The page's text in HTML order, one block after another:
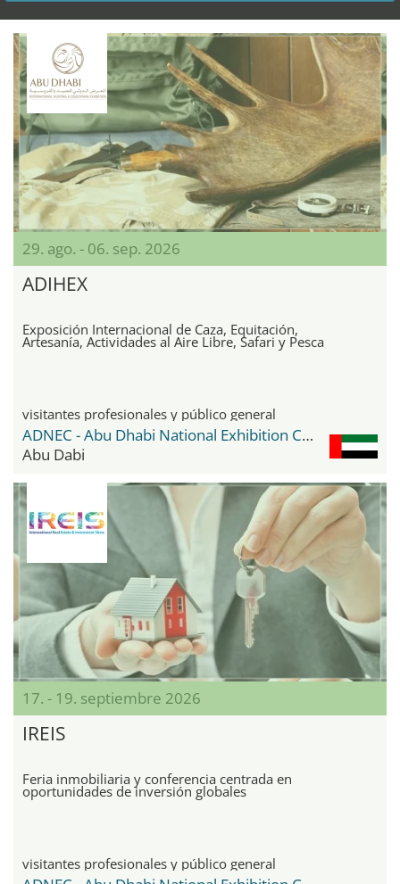
29. ago. - 06. sep. 2026
ADIHEX
Exposición Internacional de Caza, Equitación,
Artesanía, Actividades al Aire Libre, Safari y Pesca
visitantes profesionales y público general
ADNEC - Abu Dhabi National Exhibition Center
Abu Dabi
17. - 19. septiembre 2026
IREIS
Feria inmobiliaria y conferencia centrada en
oportunidades de inversión globales
visitantes profesionales y público general